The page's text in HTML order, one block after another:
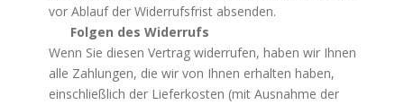
vor Ablauf der Widerrufsfrist absenden.
Folgen des Widerrufs
Wenn Sie diesen Vertrag widerrufen, haben wir Ihnen
alle Zahlungen, die wir von Ihnen erhalten haben,
einschließlich der Lieferkosten (mit Ausnahme der